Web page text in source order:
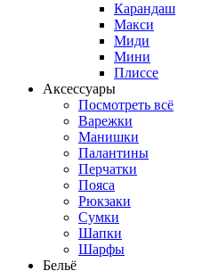
Карандаш
Макси
Миди
Мини
Плиссе
Аксессуары
Посмотреть всё
Варежки
Манишки
Палантины
Перчатки
Пояса
Рюкзаки
Сумки
Шапки
Шарфы
Бельё